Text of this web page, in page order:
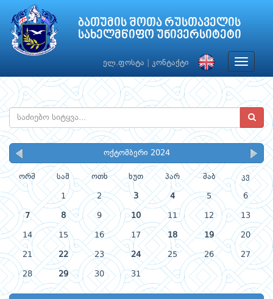
ბათუმის შოთა რუსთაველის
სახელმწიფო უნივერსიტეტი
ელ.ფოსტა კონტაქტი
Toggle
ოქტომბერი 2024
ორშ სამ ოთხ ხუთ პარ შაბ კვ
1 2 3 4 5 6
7 8 9 10 11 12 13
14 15 16 17 18 19 20
21 22 23 24 25 26 27
28 29 30 31